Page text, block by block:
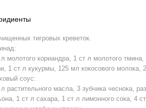
тигровых креветок.
л молотого кориандра, 1 ст л молотого
1 ст л кукурмы, 125 мл кокосового молока,
соус:
растительного масла, 3 зубчика чеснока,
1 ст л сахара, 1 ст л лимонного сока, 4